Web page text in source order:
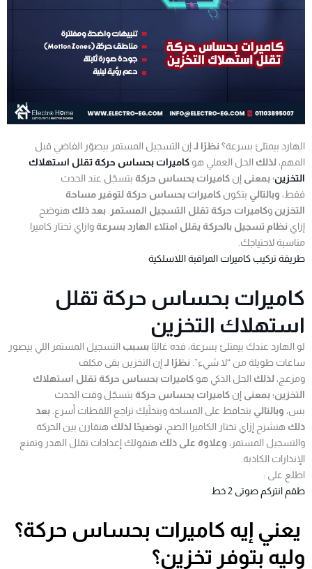
الهارد بيمتلئ بسرعة؟ نظرًا لـ إن التسجيل المستمر بيصوّر الفاضي قبل
المهم، لذلك الحل العملي هوكاميرات بحساس حركة تقلل استهلاك
التخزين؛ بمعنى إن كاميرات بحساس حركة بتسجّل عند الحدث
فقط، وبالتالي بتكون كاميرات بحساس حركة لتوفير مساحة
التخزين وكاميرات حركة تقلل التسجيل المستمر بعد ذلك هنوضح
إزاي نظام تسجيل بالحركة يقلل امتلاء الهارد بسرعةوازاي تختار كاميرا
مناسبة لاحتياجك.
طريقة تركيب كاميرات المراقبة اللاسلكية
كاميرات بحساس حركة تقلل
استهلاك التخزين
لو الهارد عندك بيمتلئ بسرعة، فده غالبًا بسبب التسجيل المستمر اللي بيصور
ساعات طويلة من “لا شيء”. نظرًا لـ إن التخزين بقى مكلف
ومزعج، لذلك الحل الذكي هوكاميرات بحساس حركة تقلل استهلاك
التخزين؛ بمعنى إن كاميرات بحساس حركة بتسجّل وقت الحدث
بس، وبالتالي بتحافظ على المساحة وبتخلّيك تراجع اللقطات أسرع. بعد
ذلك هنشرح إزاي تختار الكاميرا الصح، توضيحًا لذلك هنقارن بين الحركة
والتسجيل المستمر، وعلاوة على ذلك هنقولك إعدادات تقلل الهدر وتمنع
الإنذارات الكاذبة.
اطلع على :
طقم انتركم صوتى 2 خط
يعني إيه كاميرات بحساس حركة؟
وليه بتوفر تخزين؟